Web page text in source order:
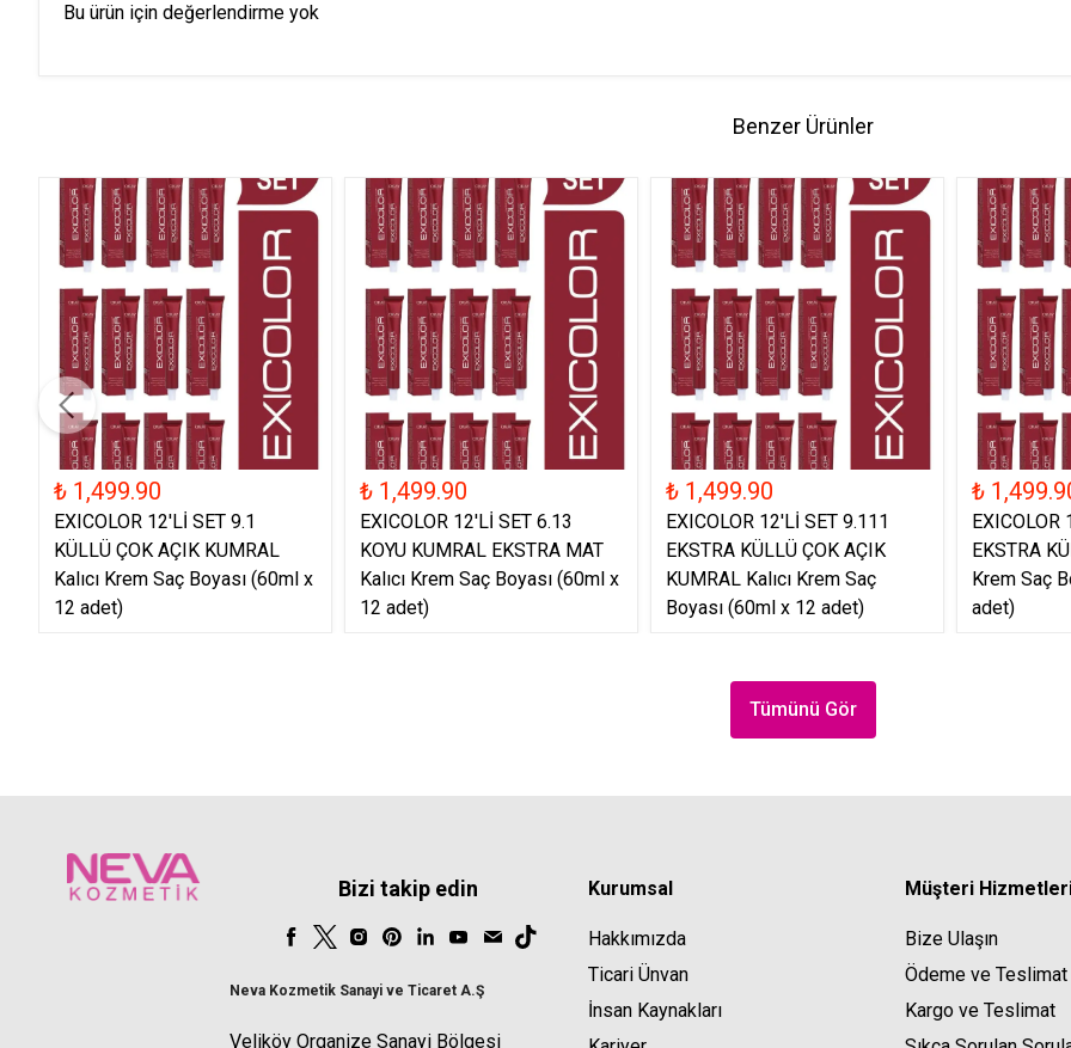
Bu ürün için değerlendirme yok
Benzer Ürünler
₺ 1,499.90
EXICOLOR 12'Lİ SET 9.1
KÜLLÜ ÇOK AÇIK KUMRAL
Kalıcı Krem Saç Boyası (60ml x
12 adet)
₺ 1,499.90
EXICOLOR 12'Lİ SET 6.13
KOYU KUMRAL EKSTRA MAT
Kalıcı Krem Saç Boyası (60ml x
12 adet)
₺ 1,499.90
EXICOLOR 12'Lİ SET 9.111
EKSTRA KÜLLÜ ÇOK AÇIK
KUMRAL Kalıcı Krem Saç
Boyası (60ml x 12 adet)
₺
EXICOLOR
EKSTRA
Krem Saç
adet)
Tümünü Gör
Bizi takip edin
Neva Kozmetik Sanayi ve Ticaret A.Ş
Veliköy Organize Sanayi Bölgesi
Kurumsal
Hakkımızda
Ticari Ünvan
İnsan Kaynakları
Müşteri
Bize Ulaşın
Ödeme ve Teslimat
Kargo ve Teslimat